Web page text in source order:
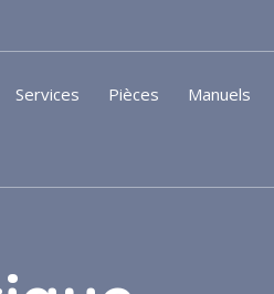
Services Pièces Manuels